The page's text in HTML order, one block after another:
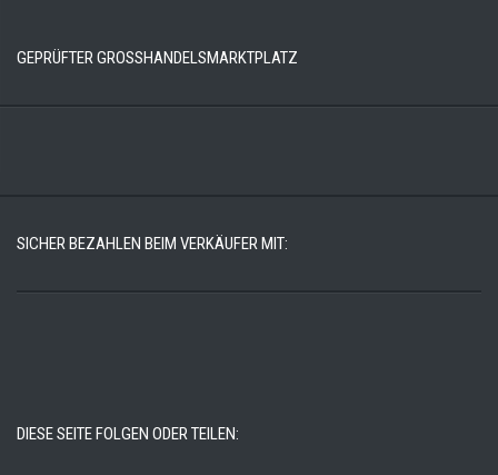
GEPRÜFTER GROSSHANDELSMARKTPLATZ
SICHER BEZAHLEN BEIM VERKÄUFER MIT:
DIESE SEITE FOLGEN ODER TEILEN: